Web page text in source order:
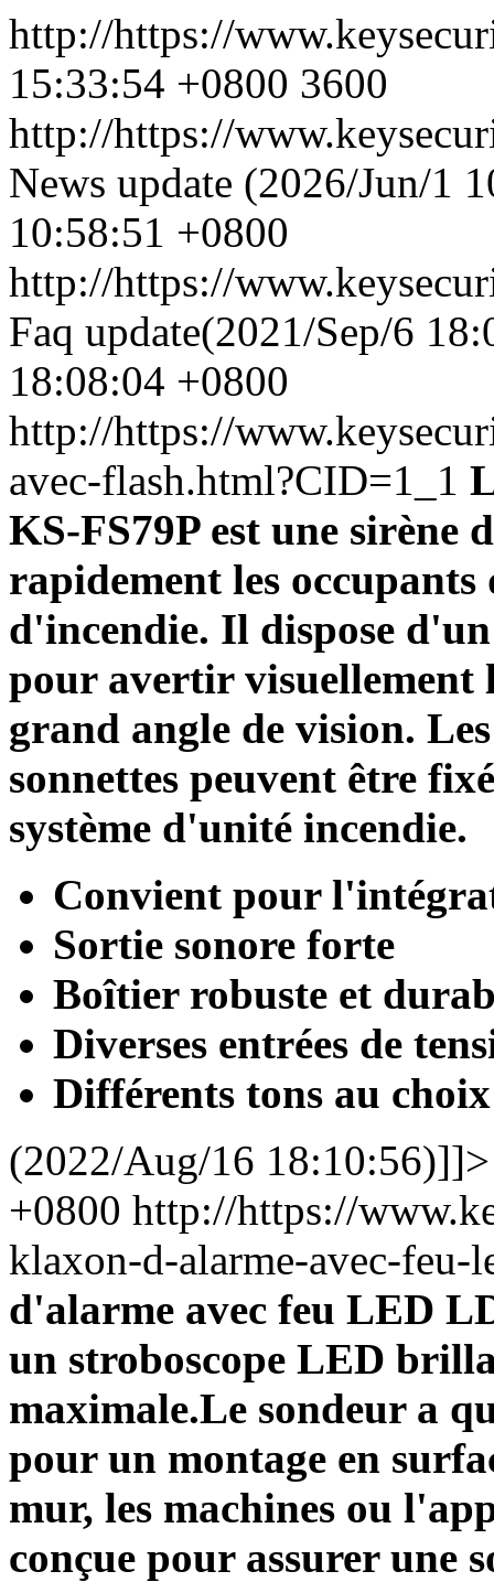
http://https://
15:33:54 +0800 3600
http://https://
News update (2026/Jun/1
10:58:51 +0800
http://https://
Faq update(2021/Sep/6
18:08:04 +0800
http://https://
avec-flash.html?CID=1_1
KS-FS79P est une sirène
rapidement les
d'incendie. Il dispose
pour avertir visuellement
grand angle de vision.
sonnettes peuvent être
système d'unité incendie.
Convient pour
Sortie sonore forte
Boîtier robuste et
Diverses entrées de
Différents tons au choix
(2022/Aug/16 18:10:56)]]>
+0800 http://https://
klaxon-d-alarme-avec-
d'alarme avec feu LED
un stroboscope LED
maximale.Le sondeur a
pour un montage en
mur, les machines ou
conçue pour assurer une